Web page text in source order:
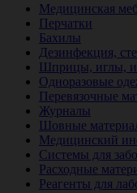
Медицинская
Перчатки
Бахилы
Дезинфекция,
Шприцы, иглы,
Одноразовые
Перевязочные
Журналы
Шовные
Медицинский
Системы для
Расходные
Реагенты для